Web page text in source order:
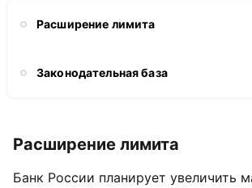
Расширение лимита
Законодательная база
Расширение лимита
Банк России планирует увеличить